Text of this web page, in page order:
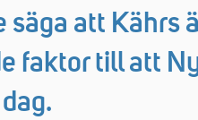
säga att Kährs
faktor till att